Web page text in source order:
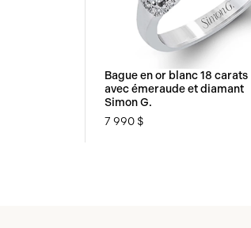
Bague en or blanc 18 carats
avec émeraude et diamant
Simon G.
7 990 $